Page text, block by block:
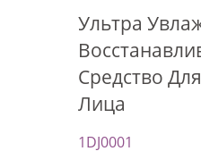
Ультра
Средство
Лица
1DJ0001